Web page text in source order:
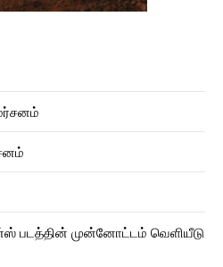
படத்தின் முன்னோட்டம் வெளியீடு